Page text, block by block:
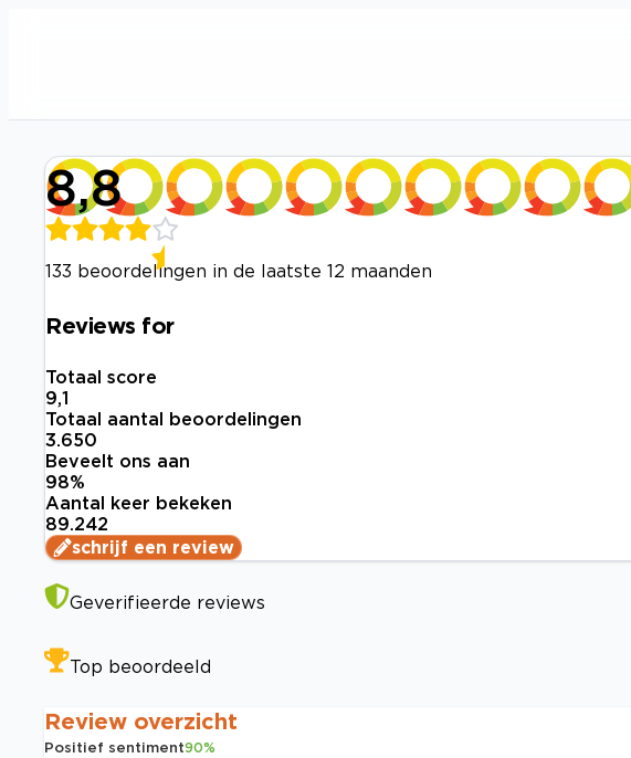
8,8
133 beoordelingen in de laatste 12 maanden
Reviews for
Totaal score
9,1
Totaal aantal beoordelingen
3.650
Beveelt ons aan
98%
Aantal keer bekeken
89.242
schrijf een review
Geverifieerde reviews
Top beoordeeld
Review overzicht
Positief sentiment90%